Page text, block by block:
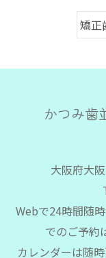
矯正
かつみ歯
大阪府大
Webで24時間随
でのご予約
カレンダーは随